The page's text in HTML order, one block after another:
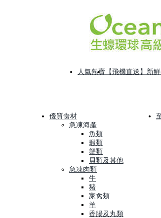
人氣熱賣 【飛機直送】新
優質食材
急凍海產
魚類
蝦類
蟹類
貝類及其他
急凍肉類
牛
豬
家禽類
羊
香腸及丸類